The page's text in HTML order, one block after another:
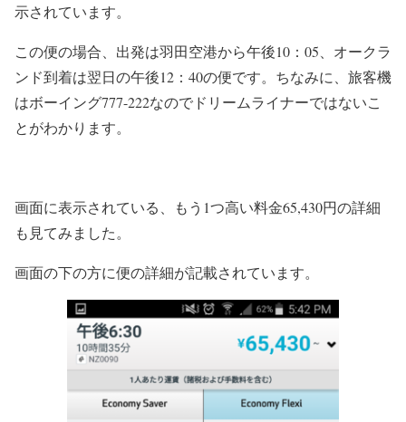
示されています。
この便の場合、出発は羽田空港から午後10：05、オークラ
ンド到着は翌日の午後12：40の便です。ちなみに、旅客機
はボーイング777-222なのでドリームライナーではないこ
とがわかります。
画面に表示されている、もう1つ高い料金65,430円の詳細
も見てみました。
画面の下の方に便の詳細が記載されています。